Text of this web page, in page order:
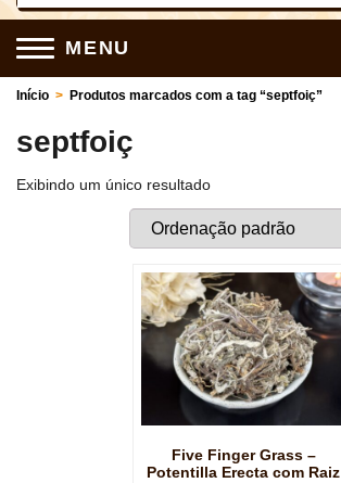
MENU
Início > Produtos marcados com a tag “septfoiç”
septfoiç
Exibindo um único resultado
Five Finger Grass –
Potentilla Erecta com Raiz